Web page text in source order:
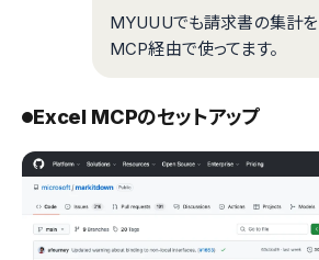
MYUUUでも請求書の集計
MCP経由で使ってます。
Excel MCPのセットアップ